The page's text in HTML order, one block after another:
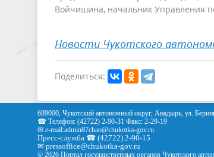
Войчишина, начальник Управления
Новости Чукотского
Поделиться:
689000, Чукотский автономный округ, Анадырь, ул.
☎ Телефон: (42722) 2-90-31 Факс: 2-29-19
✉ e-mail:admin87chao@chukotka-gov.ru
Пресс-служба ☎ (42722) 2-90-15
✉ pressoffice@chukotka-gov.ru
© 2026 Портал государственных органов Чукотского